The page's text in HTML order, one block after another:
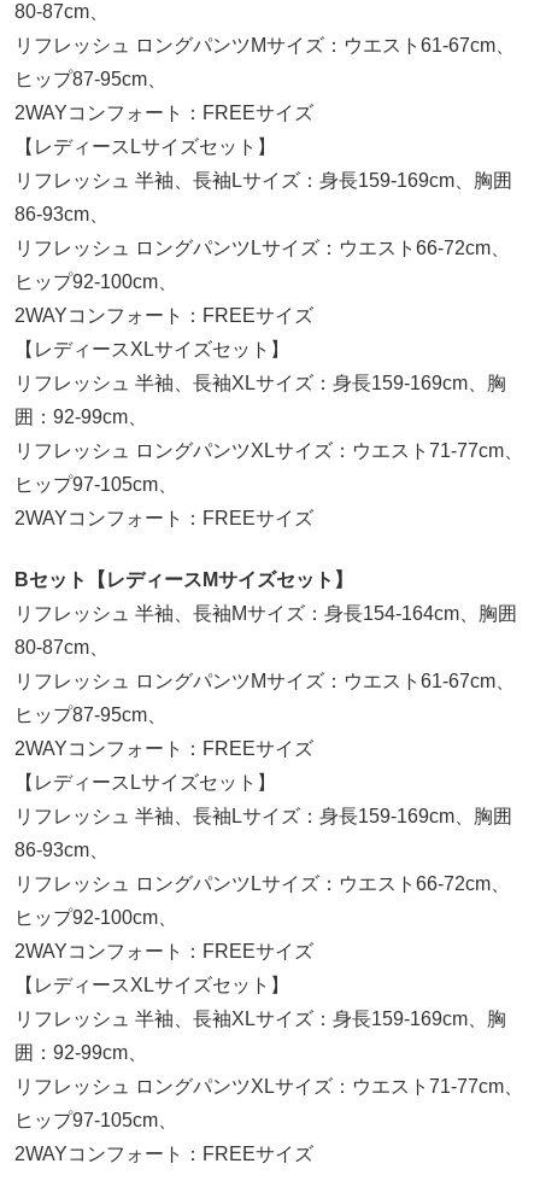
80-87cm、
リフレッシュ ロングパンツMサイズ：ウエスト61-67cm、
ヒップ87-95cm、
2WAYコンフォート：FREEサイズ
【レディースLサイズセット】
リフレッシュ 半袖、長袖Lサイズ：身長159-169cm、胸囲
86-93cm、
リフレッシュ ロングパンツLサイズ：ウエスト66-72cm、
ヒップ92-100cm、
2WAYコンフォート：FREEサイズ
【レディースXLサイズセット】
リフレッシュ 半袖、長袖XLサイズ：身長159-169cm、胸
囲：92-99cm、
リフレッシュ ロングパンツXLサイズ：ウエスト71-77cm、
ヒップ97-105cm、
2WAYコンフォート：FREEサイズ
Bセット【レディースMサイズセット】
リフレッシュ 半袖、長袖Mサイズ：身長154-164cm、胸囲
80-87cm、
リフレッシュ ロングパンツMサイズ：ウエスト61-67cm、
ヒップ87-95cm、
2WAYコンフォート：FREEサイズ
【レディースLサイズセット】
リフレッシュ 半袖、長袖Lサイズ：身長159-169cm、胸囲
86-93cm、
リフレッシュ ロングパンツLサイズ：ウエスト66-72cm、
ヒップ92-100cm、
2WAYコンフォート：FREEサイズ
【レディースXLサイズセット】
リフレッシュ 半袖、長袖XLサイズ：身長159-169cm、胸
囲：92-99cm、
リフレッシュ ロングパンツXLサイズ：ウエスト71-77cm、
ヒップ97-105cm、
2WAYコンフォート：FREEサイズ